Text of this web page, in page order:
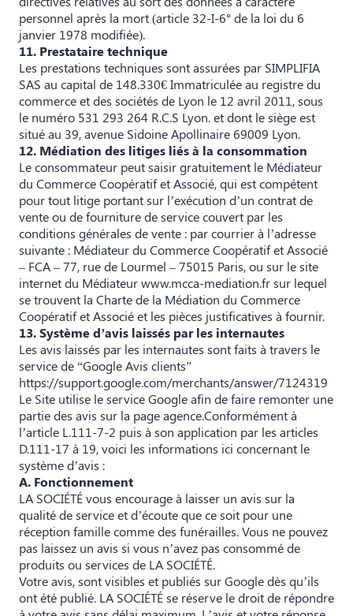
personnel après la mort (article 32-I-6° de la loi du 6
janvier 1978 modifiée).
11. Prestataire technique
Les prestations techniques sont assurées par SIMPLIFIA
SAS au capital de 148.330€ Immatriculée au registre du
commerce et des sociétés de Lyon le 12 avril 2011, sous
le numéro 531 293 264 R.C.S Lyon. et dont le siège est
situé au 39, avenue Sidoine Apollinaire 69009 Lyon.
12. Médiation des litiges liés à la consommation
Le consommateur peut saisir gratuitement le Médiateur
du Commerce Coopératif et Associé, qui est compétent
pour tout litige portant sur l’exécution d’un contrat de
vente ou de fourniture de service couvert par les
conditions générales de vente : par courrier à l’adresse
suivante : Médiateur du Commerce Coopératif et Associé
– FCA – 77, rue de Lourmel – 75015 Paris, ou sur le site
internet du Médiateur www.mcca-mediation.fr sur lequel
se trouvent la Charte de la Médiation du Commerce
Coopératif et Associé et les pièces justificatives à fournir.
13. Système d’avis laissés par les internautes
Les avis laissés par les internautes sont faits à travers le
service de “Google Avis clients”
https://support.google.com/merchants/answer/7124319
Le Site utilise le service Google afin de faire remonter une
partie des avis sur la page agence.Conformément à
l’article L.111-7-2 puis à son application par les articles
D.111-17 à 19, voici les informations ici concernant le
système d’avis :
A. Fonctionnement
LA SOCIÉTÉ vous encourage à laisser un avis sur la
qualité de service et d’écoute que ce soit pour une
réception famille comme des funérailles. Vous ne pouvez
pas laissez un avis si vous n’avez pas consommé de
produits ou services de LA SOCIÉTÉ.
Votre avis, sont visibles et publiés sur Google dès qu’ils
ont été publié. LA SOCIÉTÉ se réserve le droit de répondre